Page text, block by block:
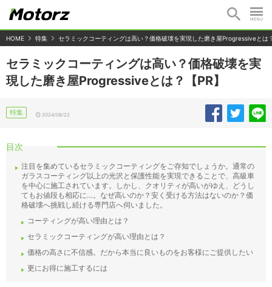
HOME 特集 セラミックコーティングは高い？価格破壊を実現した磨き屋Progressiveとは
セラミックコーティングは高い？価格破壊を実
現した磨き屋Progressiveとは？【PR】
特集 2024/08/22
目次
注目を集めているセラミックコーティングをご存知でしょうか。通常の
ガラスコーティング以上の光沢と保護性能を実現できることで、高級車
を中心に施工されています。しかし、クオリティが高いがゆえ、どうし
てもお値段も相応に…。なぜ高いのか？安く受ける方法はないのか？価
格破壊へ挑戦し続ける専門店へ伺いました。
コーティングが高い理由とは？
セラミックコーティングが高い理由とは？
価格の高さに不信感。だから本当に良いものをお客様にご提供したい
更にお得に施工するには